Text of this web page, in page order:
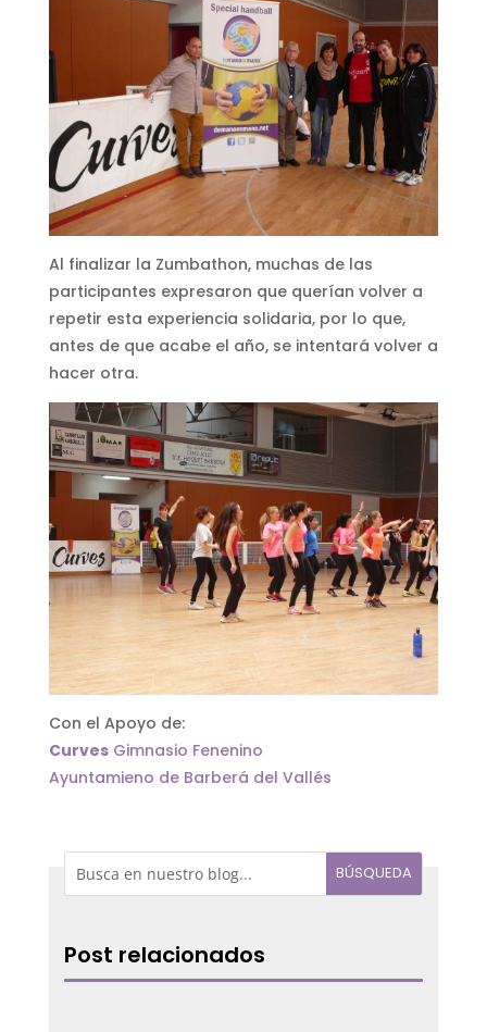
Al finalizar la Zumbathon, muchas de las
participantes expresaron que querían volver a
repetir esta experiencia solidaria, por lo que,
antes de que acabe el año, se intentará volver a
hacer otra.
Con el Apoyo de:
CurvesGimnasio Fenenino
Ayuntamieno de Barberá del Vallés
Post relacionados